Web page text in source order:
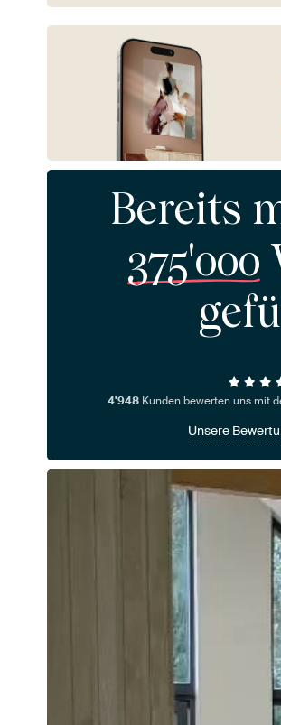
Bereits
375'000
4'948 Kunden bewerten uns mit
Unsere